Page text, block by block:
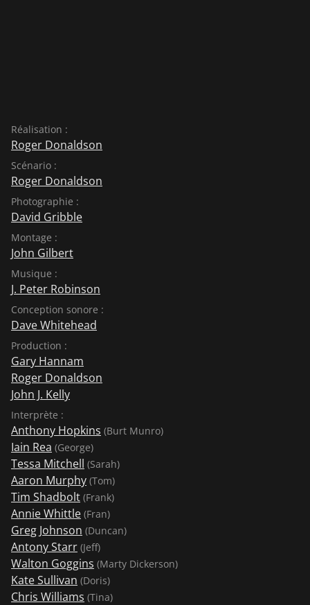
Réalisation :
Roger Donaldson
Scénario :
Roger Donaldson
Photographie :
David Gribble
Montage :
John Gilbert
Musique :
J. Peter Robinson
Conception sonore :
Dave Whitehead
Production :
Gary Hannam
Roger Donaldson
John J. Kelly
Interprète :
Anthony Hopkins (Burt Munro)
Iain Rea (George)
Tessa Mitchell (Sarah)
Aaron Murphy (Tom)
Tim Shadbolt (Frank)
Annie Whittle (Fran)
Greg Johnson (Duncan)
Antony Starr (Jeff)
Walton Goggins (Marty Dickerson)
Kate Sullivan (Doris)
Chris Williams (Tina)